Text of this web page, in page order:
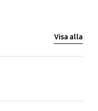
Visa alla